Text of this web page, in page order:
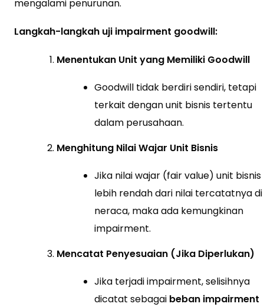
mengalami penurunan.
Langkah-langkah uji impairment goodwill:
Menentukan Unit yang Memiliki Goodwill
Goodwill tidak berdiri sendiri, tetapi
terkait dengan unit bisnis tertentu
dalam perusahaan.
Menghitung Nilai Wajar Unit Bisnis
Jika nilai wajar (fair value) unit bisnis
lebih rendah dari nilai tercatatnya di
neraca, maka ada kemungkinan
impairment.
Mencatat Penyesuaian (Jika Diperlukan)
Jika terjadi impairment, selisihnya
dicatat sebagai beban impairment